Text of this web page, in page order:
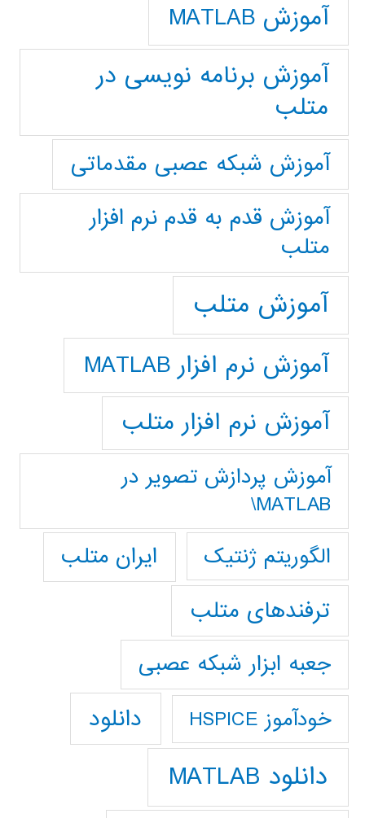
آموزش MATLAB
آموزش برنامه نویسی در
متلب
آموزش شبکه عصبی مقدماتی
آموزش قدم به قدم نرم افزار
متلب
آموزش متلب
آموزش نرم افزار MATLAB
آموزش نرم افزار متلب
آموزش پردازش تصوير در
MATLAB\
الگوریتم ژنتیک
ایران متلب
ترفندهای متلب
جعبه ابزار شبکه عصبی
خودآموز HSPICE دانلود
دانلود MATLAB